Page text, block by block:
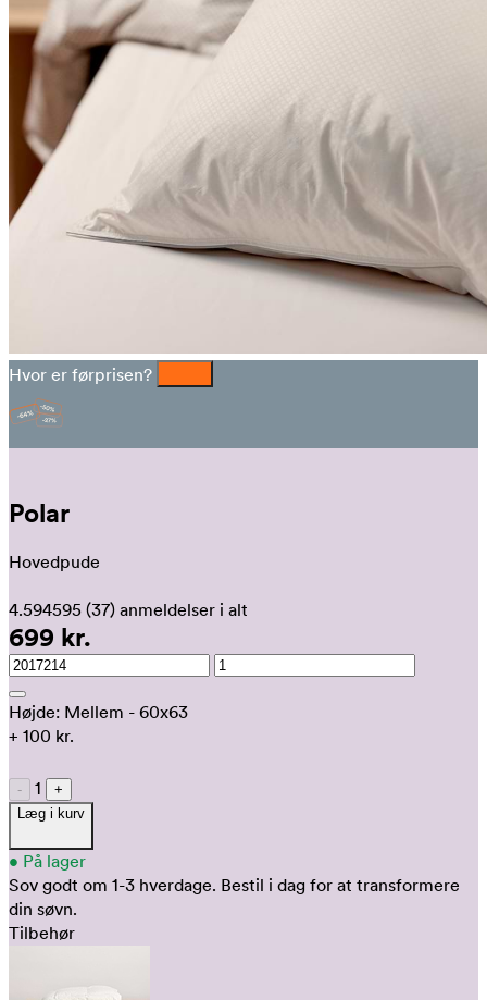
Hvor er førprisen?
Polar
Hovedpude
4.594595 (37) anmeldelser i alt
699 kr.
Højde: Mellem - 60x63
+ 100 kr.
- 1
+
Læg i kurv
• På lager
Sov godt om 1-3 hverdage. Bestil i dag for at transformere
din søvn.
Tilbehør